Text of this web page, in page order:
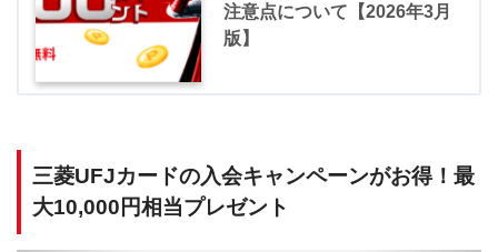
注意点について【2026年3月
版】
三菱UFJカードの入会キャンペーンがお得！最
大10,000円相当プレゼント